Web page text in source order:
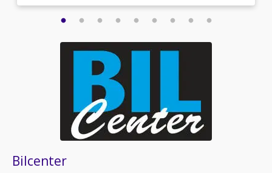
Bilcenter